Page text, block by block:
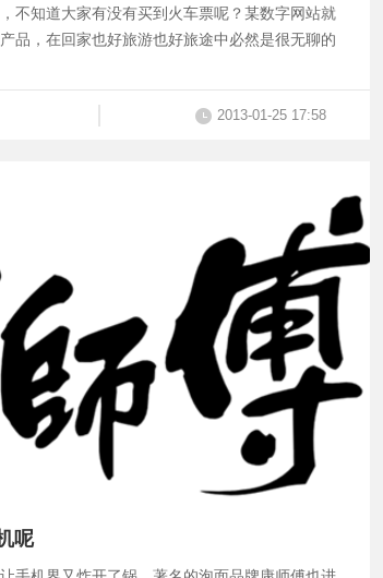
不知道大家有没有买到火车票呢？某数字网站就
品，在回家也好旅游也好旅途中必然是很无聊的
2013-01-25 17:58
呢